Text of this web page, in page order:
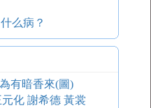
么病？
有暗香來(圖)
化 謝希德 黃裳